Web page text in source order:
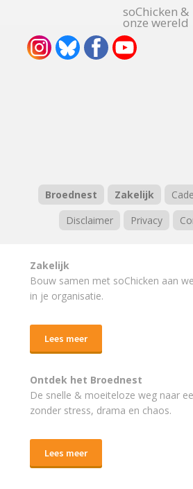
soChicken &
onze wereld
Broednest Zakelijk
Disclaimer
Privacy
Zakelijk
Bouw samen met soChicken aan
in je organisatie.
Lees meer
Ontdek het Broednest
De snelle & moeiteloze weg naar
zonder stress, drama en chaos.
Lees meer